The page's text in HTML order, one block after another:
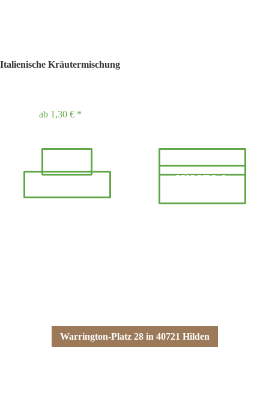
Italienische Kräutermischung
ab 1,30 € *
GEWÜRZE
SÜSSES & F
Warrington-Platz 28 in 40721 Hilden